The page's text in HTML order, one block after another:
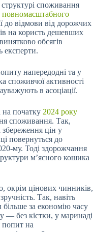
споживання
повномасштабного
до відмови від дорожчих
на користь дешевших
обсягів
напередодні та у
споживчої активності
в асоціації.
на початку 2024 року
споживання. Так,
збереження цін у
повернуться до
му. Тоді здорожчання
м’ясного кошика
окрім цінових чинників,
Так, навіть
за економію часу
— без кістки, у маринаді
попит на